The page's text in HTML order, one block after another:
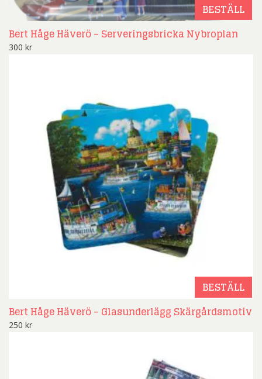
BESTÄLL
Bert Håge Häverö – Serveringsbricka Nybroplan
300 kr
BESTÄLL
Bert Håge Häverö – Glasunderlägg Skärgårdsmotiv
250 kr